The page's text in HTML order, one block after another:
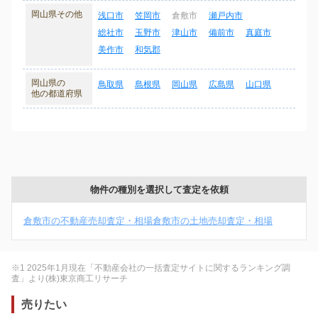
岡山県その他 浅口市 笠岡市 倉敷市
瀬戸内市
総社市
玉野市 津山市 備前市
真庭市
美作市
和気郡
岡山県の
他の都道府県
鳥取県 島根県 岡山県 広島県 山口県
物件の種別を選択して査定を依頼
倉敷市の不動産売却査定・相場倉敷市の土地売却査定・相場
※1 2025年1月現在「不動産会社の一括査定サイトに関するランキング調
査」より(株)東京商工リサーチ
売りたい